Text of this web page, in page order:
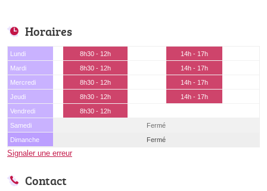
Horaires
Lundi 8h30 - 12h
14h - 17h
Mardi
8h30 - 12h
14h - 17h
Mercredi
8h30 - 12h
14h - 17h
Jeudi
8h30 - 12h
14h - 17h
Vendredi
8h30 - 12h
Samedi
Fermé
Dimanche
Fermé
Signaler une erreur
Contact